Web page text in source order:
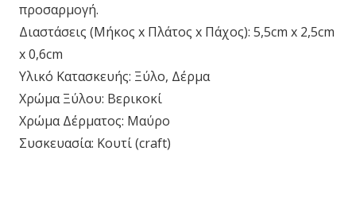
προσαρμογή.
Διαστάσεις (Μήκος x Πλάτος x Πάχος): 5,5cm x 2,5cm
x 0,6cm
Υλικό Κατασκευής: Ξύλο, Δέρμα
Χρώμα Ξύλου: Βερικοκί
Χρώμα Δέρματος: Μαύρο
Συσκευασία: Κουτί (craft)